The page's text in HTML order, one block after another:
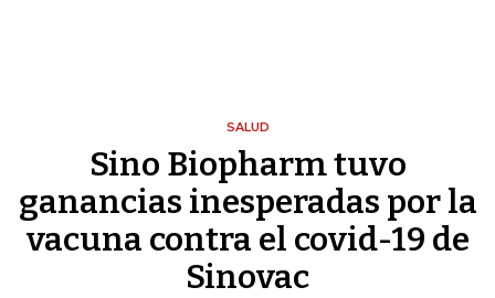
SALUD
Sino Biopharm tuvo
ganancias inesperadas por la
vacuna contra el covid-19 de
Sinovac